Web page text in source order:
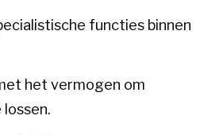
functies binnen
het vermogen om